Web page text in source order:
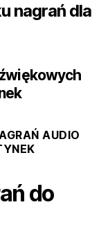
nagrań dla
AUDIO
do